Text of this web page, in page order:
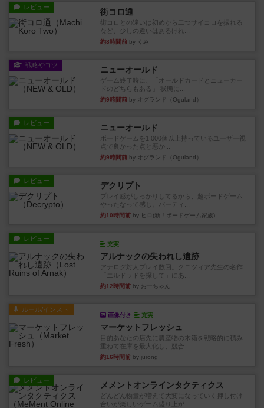
レビュー 街コロ通
街コロとの違いは初めから二つサイコロを振れる
など、少しの違いはあるけれ...
約8時間前 by くみ
戦略やコツ ニューオールド
ゲーム終了時に、「オールドカードとニューカー
ドのどちらもある」 状態に...
約9時間前 by オグランド（Oguland）
レビュー ニューオールド
ボードゲームを1,000個以上持っているユーザー視
点で良かった点と悪か...
約9時間前 by オグランド（Oguland）
レビュー デクリプト
プレイ感がしっかりしてるから、超ボードゲーム
やったなって感じ。パーティ...
約10時間前 by ヒロ(新！ボードゲーム家族)
レビュー
充実
アルナックの失われし遺跡
アナログ対人プレイ数回。クニツィア先生の名作
「エルドラドを探して」にあ...
約12時間前 by おーちゃん
ルール/インスト
画像付き 充実
マーケットフレッシュ
目的あなたの店先に農産物の木箱を戦略的に積み
重ねて在庫を最大化し、競合...
約16時間前 by jurong
レビュー メメントオンラインタクティクス
どんどん物量が増えて大変になっていく押し付け
合いが楽しいゲーム盛り上が...